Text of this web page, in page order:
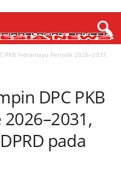
PKB Indramayu Periode 2026–2031,
DPC PKB
pada